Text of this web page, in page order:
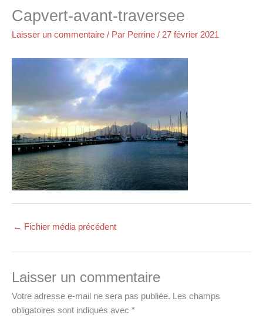
Capvert-avant-traversee
Laisser un commentaire / Par Perrine / 27 février 2021
← Fichier média précédent
Laisser un commentaire
Votre adresse e-mail ne sera pas publiée.
Les champs
obligatoires sont indiqués avec *